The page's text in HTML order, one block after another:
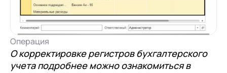
Операция
О корректировке регистров бухгалтерского
учета подробнее можно ознакомиться в